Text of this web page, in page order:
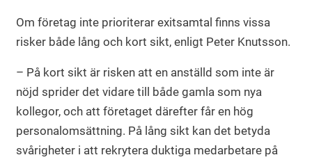
Om företag inte prioriterar exitsamtal finns vissa
risker både lång och kort sikt, enligt Peter Knutsson.
– På kort sikt är risken att en anställd som inte är
nöjd sprider det vidare till både gamla som nya
kollegor, och att företaget därefter får en hög
personalomsättning. På lång sikt kan det betyda
svårigheter i att rekrytera duktiga medarbetare på